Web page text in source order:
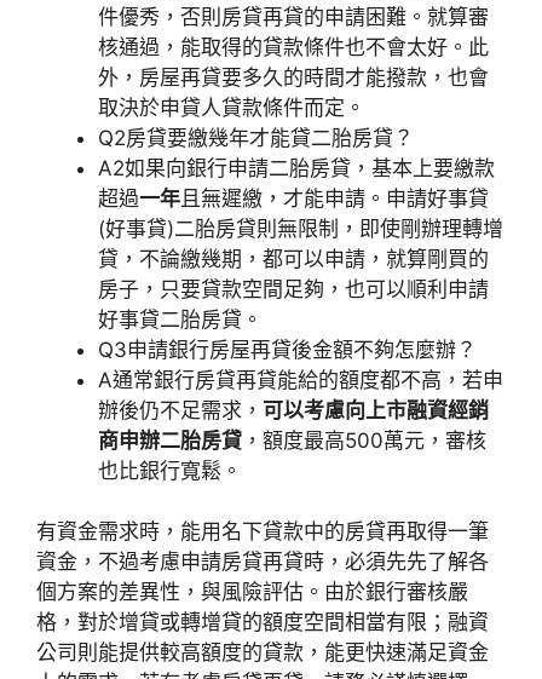
件優秀，否則房貸再貸的申請困難。就算審
核通過，能取得的貸款條件也不會太好。此
外，房屋再貸要多久的時間才能撥款，也會
取決於申貸人貸款條件而定。
Q2房貸要繳幾年才能貸二胎房貸？
A2如果向銀行申請二胎房貸，基本上要繳款
超過一年 且無遲繳，才能申請。申請好事貸
(好事貸)二胎房貸則無限制，即使剛辦理轉增
貸，不論繳幾期，都可以申請，就算剛買的
房子，只要貸款空間足夠，也可以順利申請
好事貸二胎房貸。
Q3申請銀行房屋再貸後金額不夠怎麼辦？
A通常銀行房貸再貸能給的額度都不高，若申
辦後仍不足需求， 可以考慮向上市融資經銷
商申辦二胎房貸 ，額度最高500萬元，審核
也比銀行寬鬆。
有資金需求時，能用名下貸款中的房貸再取得一筆
資金，不過考慮申請房貸再貸時，必須先先了解各
個方案的差異性，與風險評估。由於銀行審核嚴
格，對於增貸或轉增貸的額度空間相當有限；融資
公司則能提供較高額度的貸款，能更快速滿足資金